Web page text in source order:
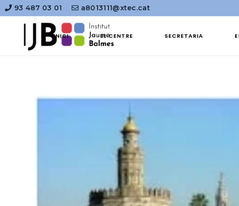
93 487 03 01 a8013111@xtec.cat
INICI EL CENTRE SECRETARIA